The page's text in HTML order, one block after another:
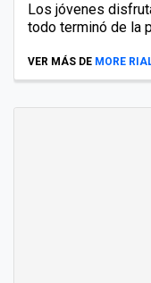
Los jóvenes
todo terminó de la
VER MÁS DE MORE